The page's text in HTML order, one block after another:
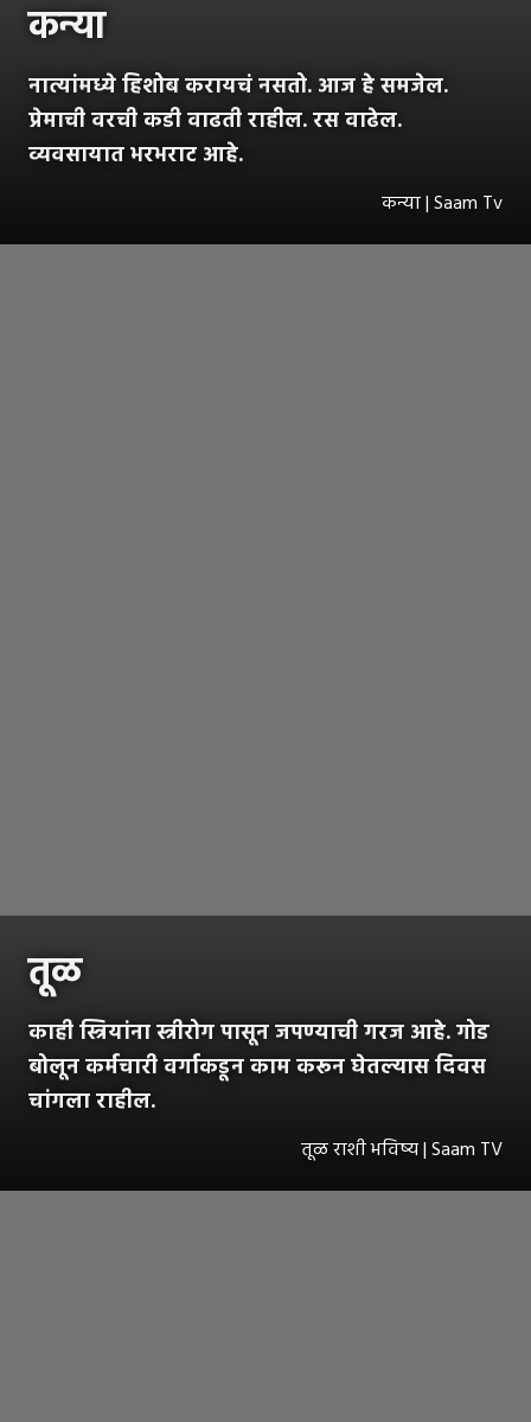
कन्या
नात्यांमध्ये हिशोब करायचं नसतो. आज हे समजेल.
प्रेमाची वरची कडी वाढती राहील. रस वाढेल.
व्यवसायात भरभराट आहे.
कन्या | Saam Tv
तूळ
काही स्त्रियांना स्त्रीरोग पासून जपण्याची गरज आहे. गोड
बोलून कर्मचारी वर्गाकडून काम करून घेतल्यास दिवस
चांगला राहील.
तूळ राशी भविष्य | Saam TV